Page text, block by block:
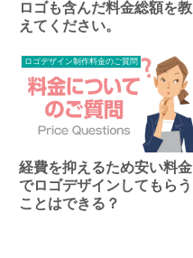
ロゴも含んだ料金総額を教
えてください。
ロゴデザイン制作料金のご質問
経費を抑えるため安い料金
でロゴデザインしてもらう
ことはできる？